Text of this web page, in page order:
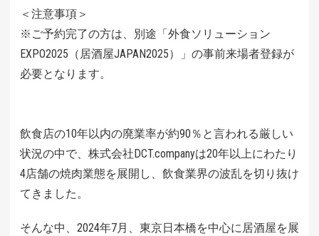
＜注意事項＞
※ご予約完了の方は、別途「外食ソリューション
EXPO2025（居酒屋JAPAN2025）」の事前来場者登録が
必要となります。
飲食店の10年以内の廃業率が約90％と言われる厳しい
状況の中で、株式会社DCT.companyは20年以上にわたり
4店舗の焼肉業態を展開し、飲食業界の波乱を切り抜け
てきました。
そんな中、2024年7月、東京日本橋を中心に居酒屋を展